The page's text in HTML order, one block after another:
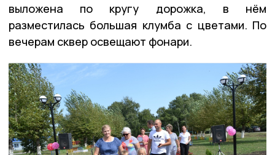
выложена по кругу дорожка, в нём
разместилась большая клумба с цветами. По
вечерам сквер освещают фонари.